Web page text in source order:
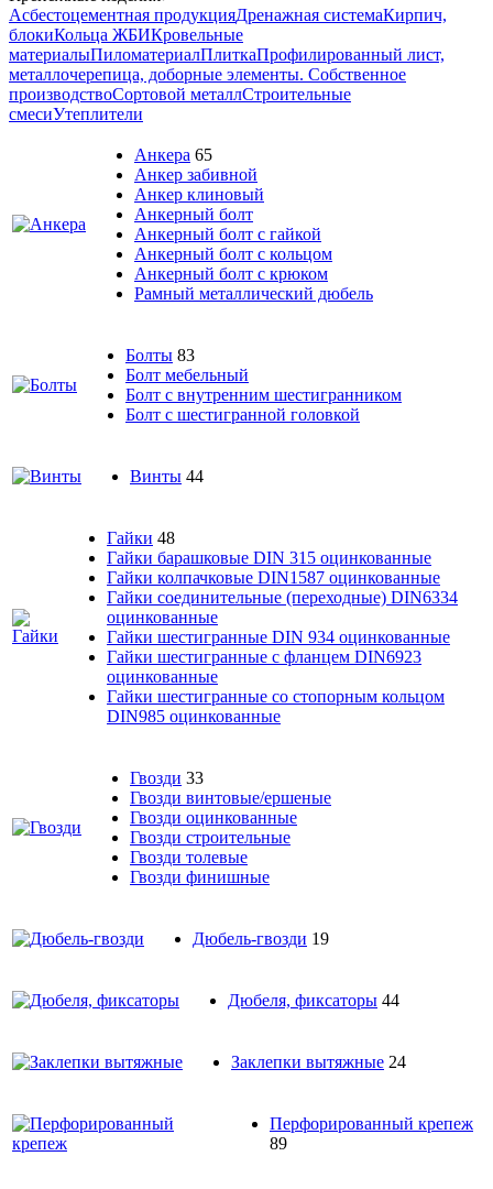
Асбестоцементная продукцияДренажная системаКирпич,
блокиКольца ЖБИКровельные
материалыПиломатериалПлиткаПрофилированный лист,
металлочерепица, доборные элементы. Собственное
производствоСортовой металлСтроительные
смесиУтеплители
Анкера 65
Анкер забивной
Анкер клиновый
Анкерный болт
Анкерный болт с гайкой
Анкерный болт с кольцом
Анкерный болт с крюком
Рамный металлический дюбель
Болты 83
Болт мебельный
Болт с внутренним шестигранником
Болт с шестигранной головкой
Винты 44
Гайки 48
Гайки барашковые DIN 315 оцинкованные
Гайки колпачковые DIN1587 оцинкованные
Гайки соединительные (переходные) DIN6334
оцинкованные
Гайки шестигранные DIN 934 оцинкованные
Гайки шестигранные с фланцем DIN6923
оцинкованные
Гайки шестигранные со стопорным кольцом
DIN985 оцинкованные
Гвозди 33
Гвозди винтовые/ершеные
Гвозди оцинкованные
Гвозди строительные
Гвозди толевые
Гвозди финишные
Дюбель-гвозди 19
Дюбеля, фиксаторы 44
Заклепки вытяжные 24
Перфорированный крепеж
89